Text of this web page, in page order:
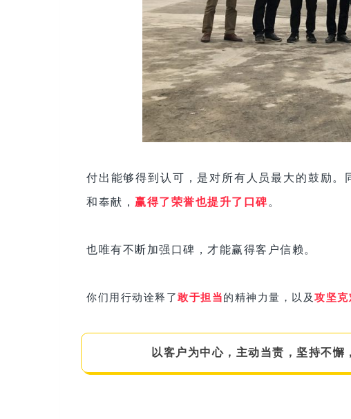
付出能够得到认可，是对所有人员最大的鼓励
和奉献， 赢得了荣誉也提升了口碑。
也唯有不断加强口碑，才能赢得客户信赖。
你们用行动诠释了敢于担当的精神力量，以及 攻坚克
以客户为中心，主动当责，坚持不懈